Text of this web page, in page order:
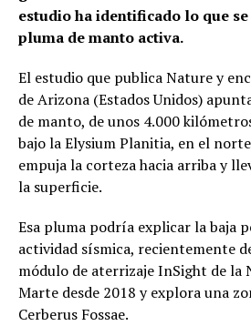
estudio ha identificado lo que
pluma de manto activa.
El estudio que publica Nature y
de Arizona (Estados Unidos)
de manto, de unos 4.000
bajo la Elysium Planitia, en el
empuja la corteza hacia arriba y
la superficie.
Esa pluma podría explicar la baja
actividad sísmica, recientemente
módulo de aterrizaje InSight de la
Marte desde 2018 y explora una
Cerberus Fossae.